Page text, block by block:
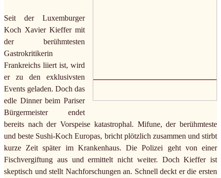
Seit der Luxemburger
Koch Xavier Kieffer mit
der berühmtesten
Gastrokritikerin
Frankreichs liiert ist, wird
er zu den exklusivsten
Events geladen. Doch das
edle Dinner beim Pariser
Bürgermeister endet
bereits nach der Vorspeise katastrophal. Mifune, der berühmteste
und beste Sushi-Koch Europas, bricht plötzlich zusammen und stirbt
kurze Zeit später im Krankenhaus. Die Polizei geht von einer
Fischvergiftung aus und ermittelt nicht weiter. Doch Kieffer ist
skeptisch und stellt Nachforschungen an. Schnell deckt er die ersten